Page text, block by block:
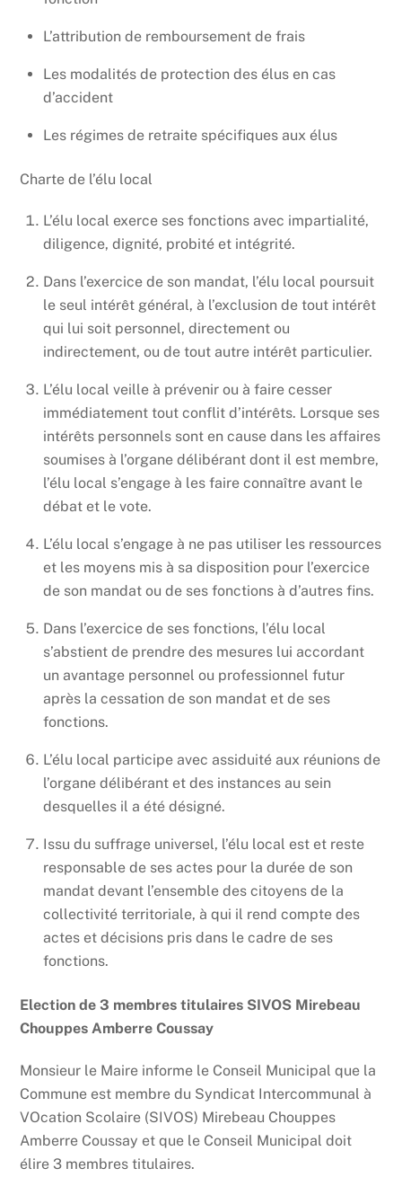
L’attribution de remboursement de frais
Les modalités de protection des élus en cas
d’accident
Les régimes de retraite spécifiques aux élus
Charte de l’élu local
L’élu local exerce ses fonctions avec impartialité,
diligence, dignité, probité et intégrité.
Dans l’exercice de son mandat, l’élu local poursuit
le seul intérêt général, à l’exclusion de tout intérêt
qui lui soit personnel, directement ou
indirectement, ou de tout autre intérêt particulier.
L’élu local veille à prévenir ou à faire cesser
immédiatement tout conflit d’intérêts. Lorsque ses
intérêts personnels sont en cause dans les affaires
soumises à l’organe délibérant dont il est membre,
l’élu local s’engage à les faire connaître avant le
débat et le vote.
L’élu local s’engage à ne pas utiliser les ressources
et les moyens mis à sa disposition pour l’exercice
de son mandat ou de ses fonctions à d’autres fins.
Dans l’exercice de ses fonctions, l’élu local
s’abstient de prendre des mesures lui accordant
un avantage personnel ou professionnel futur
après la cessation de son mandat et de ses
fonctions.
L’élu local participe avec assiduité aux réunions de
l’organe délibérant et des instances au sein
desquelles il a été désigné.
Issu du suffrage universel, l’élu local est et reste
responsable de ses actes pour la durée de son
mandat devant l’ensemble des citoyens de la
collectivité territoriale, à qui il rend compte des
actes et décisions pris dans le cadre de ses
fonctions.
Election de 3 membres titulaires SIVOS Mirebeau
Chouppes Amberre Coussay
Monsieur le Maire informe le Conseil Municipal que la
Commune est membre du Syndicat Intercommunal à
VOcation Scolaire (SIVOS) Mirebeau Chouppes
Amberre Coussay et que le Conseil Municipal doit
élire 3 membres titulaires.